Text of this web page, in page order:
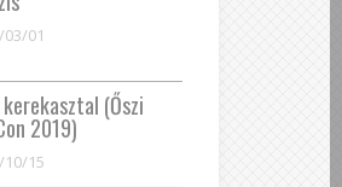
01
(Őszi
2019)
10/15